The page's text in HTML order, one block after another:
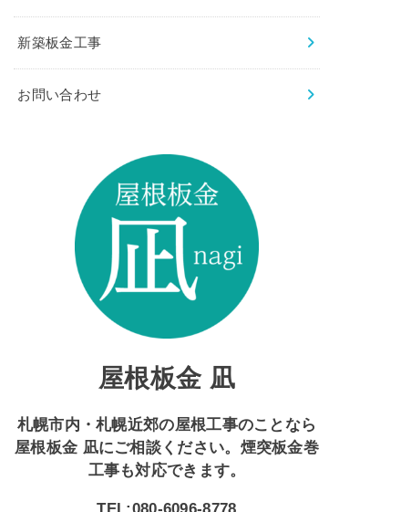
新築板金工事
お問い合わせ
屋根板金 凪
札幌市内・札幌近郊の屋根工事のことなら
屋根板金 凪にご相談ください。煙突板金巻
工事も対応できます。